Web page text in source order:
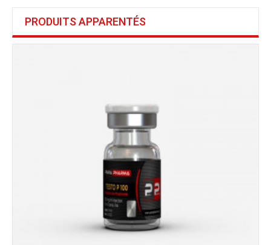
PRODUITS APPARENTÉS